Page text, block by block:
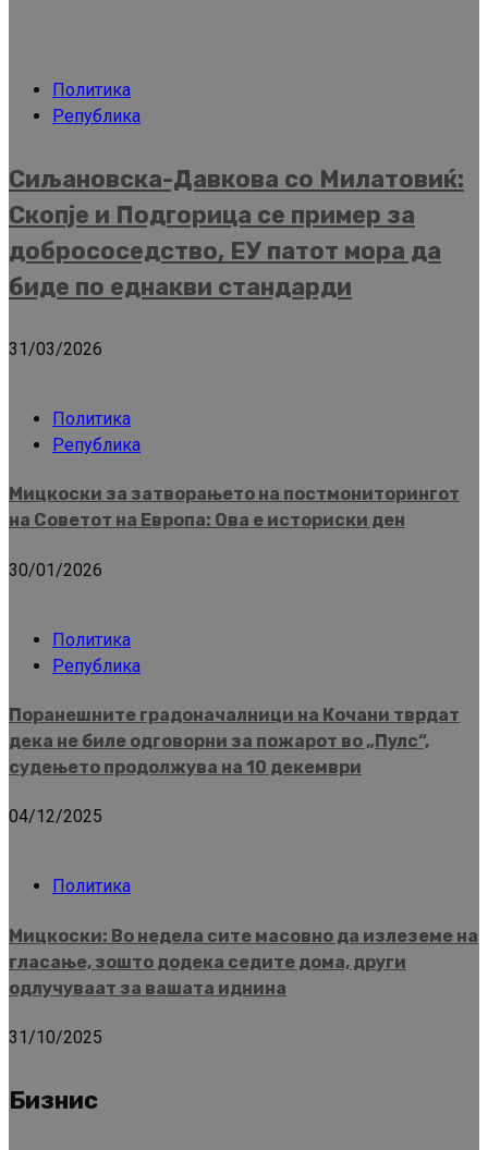
Политика
Република
Сиљановска-Давкова со Милатовиќ:
Скопје и Подгорица се пример за
добрососедство, ЕУ патот мора да
биде по еднакви стандарди
31/03/2026
Политика
Република
Мицкоски за затворањето на постмониторингот
на Советот на Европа: Ова е историски ден
30/01/2026
Политика
Република
Поранешните градоначалници на Кочани тврдат
дека не биле одговорни за пожарот во „Пулс“,
судењето продолжува на 10 декември
04/12/2025
Политика
Мицкоски: Во недела сите масовно да излеземе на
гласање, зошто додека седите дома, други
одлучуваат за вашата иднина
31/10/2025
Бизнис